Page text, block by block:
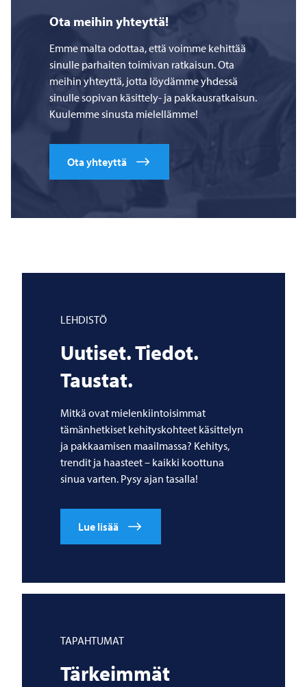
Ota meihin yhteyttä!
Emme malta odottaa, että voimme kehittää
sinulle parhaiten toimivan ratkaisun. Ota
meihin yhteyttä, jotta löydämme yhdessä
sinulle sopivan käsittely- ja pakkausratkaisun.
Kuulemme sinusta mielellämme!
Ota yhteyttä
LEHDISTÖ
Uutiset. Tiedot.
Taustat.
Mitkä ovat mielenkiintoisimmat
tämänhetkiset kehityskohteet käsittelyn
ja pakkaamisen maailmassa? Kehitys,
trendit ja haasteet – kaikki koottuna
sinua varten. Pysy ajan tasalla!
Lue lisää
TAPAHTUMAT
Tärkeimmät